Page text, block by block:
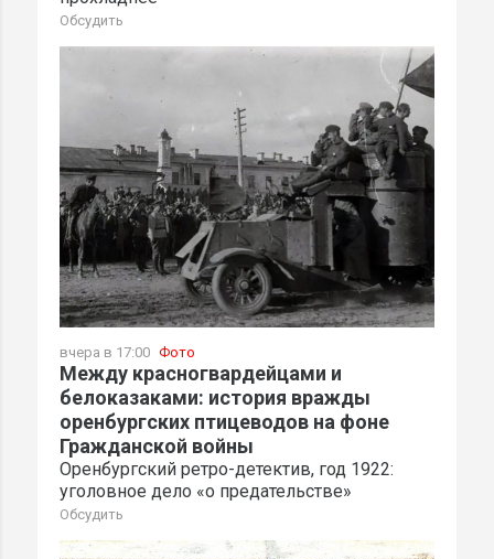
Обсудить
вчера в 17:00 Фото
Между красногвардейцами и
белоказаками: история вражды
оренбургских птицеводов на фоне
Гражданской войны
Оренбургский ретро-детектив, год 1922:
уголовное дело «о предательстве»
Обсудить